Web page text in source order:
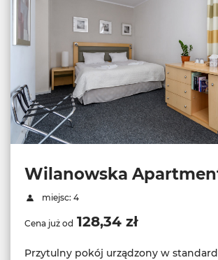
Wilanowska
miejsc: 4
Cena już od 128,34 zł
Przytulny pokój urządzony w